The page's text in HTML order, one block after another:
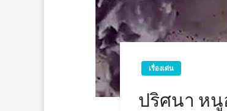
เรื่องเด่น
ปริศนา หนู